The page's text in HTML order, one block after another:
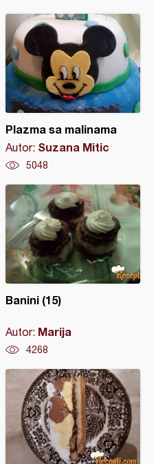
Plazma sa malinama
Autor: Suzana Mitic
5048
Banini (15)
Autor: Marija
4268